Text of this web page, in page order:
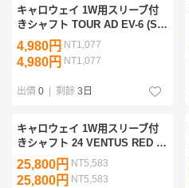
キャロウェイ 1W用スリーブ付
きシャフト TOUR AD EV-6 (S)
シャフトのみ
4,980円 NT1,077
4,980円 NT1,077
出價 0 | 剩餘 3日
キャロウェイ 1W用スリーブ付
きシャフト 24 VENTUS RED レ
ッド VEROCORE+ 5 (S)
25,800円 NT5,583
25,800円 NT5,583